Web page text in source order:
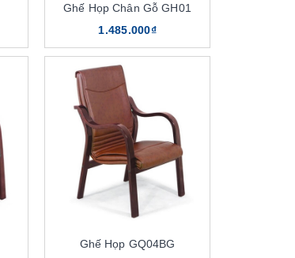
Ghế Họp Chân Gỗ GH01
1.485.000₫
Ghế Họp GQ04BG